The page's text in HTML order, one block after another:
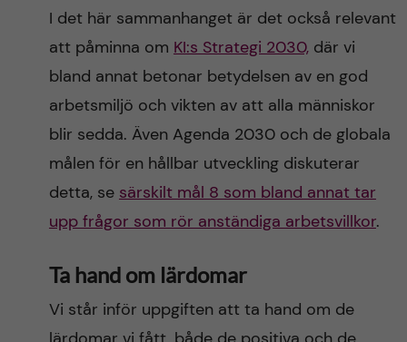
I det här sammanhanget är det också relevant
att påminna om KI:s Strategi 2030,där vi
bland annat betonar betydelsen av en god
arbetsmiljö och vikten av att alla människor
blir sedda. Även Agenda 2030 och de globala
målen för en hållbar utveckling diskuterar
detta, se särskilt mål 8 som bland annat tar
upp frågor som rör anständiga arbetsvillkor.
Ta hand om lärdomar
Vi står inför uppgiften att ta hand om de